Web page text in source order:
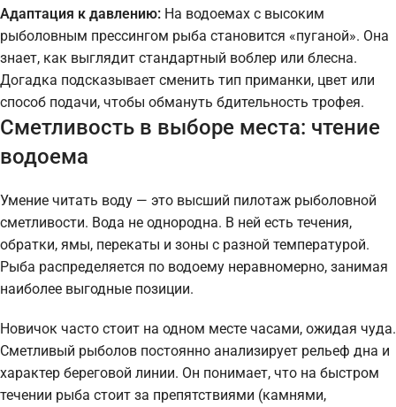
Адаптация к давлению: На водоемах с высоким
рыболовным прессингом рыба становится «пуганой». Она
знает, как выглядит стандартный воблер или блесна.
Догадка подсказывает сменить тип приманки, цвет или
способ подачи, чтобы обмануть бдительность трофея.
Сметливость в выборе места: чтение
водоема
Умение читать воду — это высший пилотаж рыболовной
сметливости. Вода не однородна. В ней есть течения,
обратки, ямы, перекаты и зоны с разной температурой.
Рыба распределяется по водоему неравномерно, занимая
наиболее выгодные позиции.
Новичок часто стоит на одном месте часами, ожидая чуда.
Сметливый рыболов постоянно анализирует рельеф дна и
характер береговой линии. Он понимает, что на быстром
течении рыба стоит за препятствиями (камнями,